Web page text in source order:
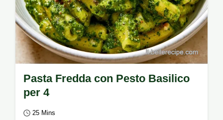
Pasta Fredda con Pesto Basilico
per 4
25 Mins